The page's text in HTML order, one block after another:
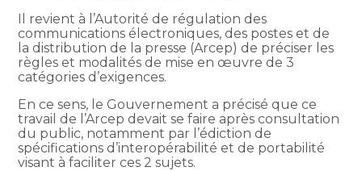
Il revient à l’Autorité de régulation des
communications électroniques, des postes et de
la distribution de la presse (Arcep) de préciser les
règles et modalités de mise en œuvre de 3
catégories d’exigences.
En ce sens, le Gouvernement a précisé que ce
travail de l’Arcep devait se faire après consultation
du public, notamment par l’édiction de
spécifications d’interopérabilité et de portabilité
visant à faciliter ces 2 sujets.